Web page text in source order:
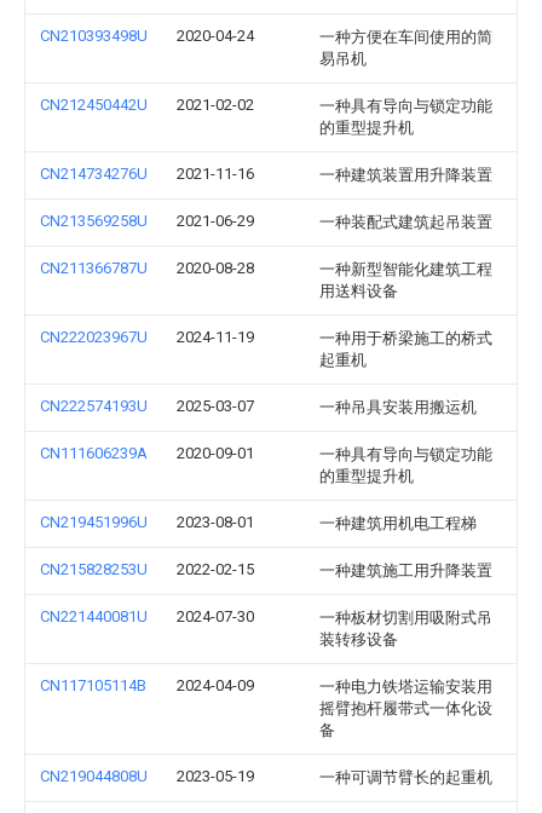
CN210393498U 2020-04-24
一种方便在车间使用的简
易吊机
CN212450442U 2021-02-02
一种具有导向与锁定功能
的重型提升机
CN214734276U 2021-11-16 一种建筑装置用升降装置
CN213569258U 2021-06-29 一种装配式建筑起吊装置
CN211366787U 2020-08-28
一种新型智能化建筑工程
用送料设备
CN222023967U 2024-11-19
一种用于桥梁施工的桥式
起重机
CN222574193U 2025-03-07 一种吊具安装用搬运机
CN111606239A 2020-09-01
一种具有导向与锁定功能
的重型提升机
CN219451996U 2023-08-01 一种建筑用机电工程梯
CN215828253U 2022-02-15 一种建筑施工用升降装置
CN221440081U 2024-07-30
一种板材切割用吸附式吊
装转移设备
CN117105114B 2024-04-09
一种电力铁塔运输安装用
摇臂抱杆履带式一体化设
备
CN219044808U 2023-05-19 一种可调节臂长的起重机